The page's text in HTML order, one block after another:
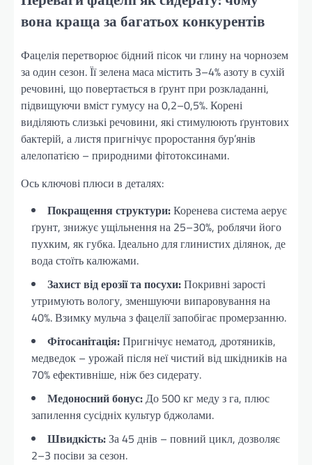
вона краща за багатьох конкурентів
Фацелія перетворює бідний пісок чи глину на чорнозем
за один сезон. Її зелена маса містить 3–4% азоту в сухій
речовині, що повертається в ґрунт при розкладанні,
підвищуючи вміст гумусу на 0,2–0,5%. Корені
виділяють слизькі речовини, які стимулюють ґрунтових
бактерій, а листя пригнічує проростання бур’янів
алелопатією – природними фітотоксинами.
Ось ключові плюси в деталях:
Покращення структури:Коренева система аерує
ґрунт, знижує ущільнення на 25–30%, роблячи його
пухким, як губка. Ідеально для глинистих ділянок, де
вода стоїть калюжами.
Захист від ерозії та посухи:Покривні зарості
утримують вологу, зменшуючи випаровування на
40%. Взимку мульча з фацелії запобігає промерзанню.
Фітосанітація:Пригнічує нематод, дротяників,
медведок – урожай після неї чистий від шкідників на
70% ефективніше, ніж без сидерату.
Медоносний бонус:До 500 кг меду з га, плюс
запилення сусідніх культур бджолами.
Швидкість:За 45 днів – повний цикл, дозволяє
2–3 посіви за сезон.